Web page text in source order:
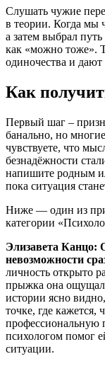
Слушать чужие
в теории. Когда мы
а затем выбрал
как «можно тоже».
одиночества и
Как
Первый шаг –
банально, но
чувствуете, что
безнадёжности
напишите родным
пока ситуация
Ниже — один из
категории
Элизавета Канцо:
невозможности
личность открыто
прыжка она
истории ясно
точке, где кажется,
профессиональную
психологом помог
ситуации.